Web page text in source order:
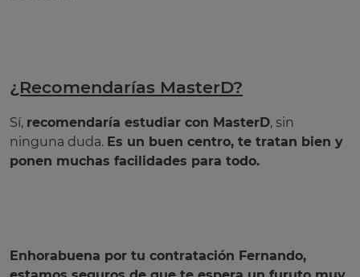
¿Recomendarías MasterD?
Sí, recomendaría estudiar con MasterD, sin
ninguna duda. Es un buen centro, te tratan bien y
ponen muchas facilidades para todo.
Enhorabuena por tu contratación Fernando,